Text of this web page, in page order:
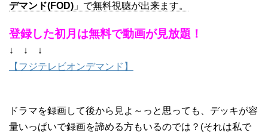
デマンド(FOD) 」で無料視聴が出来ます。
登録した初月は無料で動画が見放題！
↓ ↓ ↓
【フジテレビオンデマンド】
ドラマを録画して後から見よ～っと思っても、デッキが容
量いっぱいで録画を諦める方もいるのでは？(それは私で